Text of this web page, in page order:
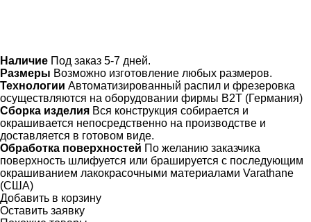
Наличие Под заказ 5-7 дней.
Размеры Возможно изготовление любых размеров.
Технологии Автоматизированный распил и фрезеровка
осуществляются на оборудовании фирмы B2T (Германия)
Сборка изделия Вся конструкция собирается и
окрашивается непосредственно на производстве и
доставляется в готовом виде.
Обработка поверхностей По желанию заказчика
поверхность шлифуется или брашируется с последующим
окрашиванием лакокрасочными материалами Varathane
(США)
Добавить в корзину
Оставить заявку